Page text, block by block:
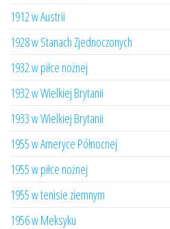
1912 w Austrii
1928 w Stanach Zjednoczonych
1932 w piłce nożnej
1932 w Wielkiej Brytanii
1933 w Wielkiej Brytanii
1955 w Ameryce Północnej
1955 w piłce nożnej
1955 w tenisie ziemnym
1956 w Meksyku